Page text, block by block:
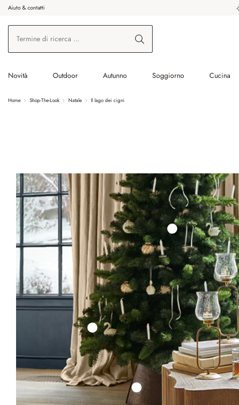
al contenuto principale
Vai alla ricerca
Vai alla navigazione principale
Aiuto & contatti
Novità Outdoor Autunno Soggiorno Cucina
Home Shop-The-Look Natale Il lago dei cigni